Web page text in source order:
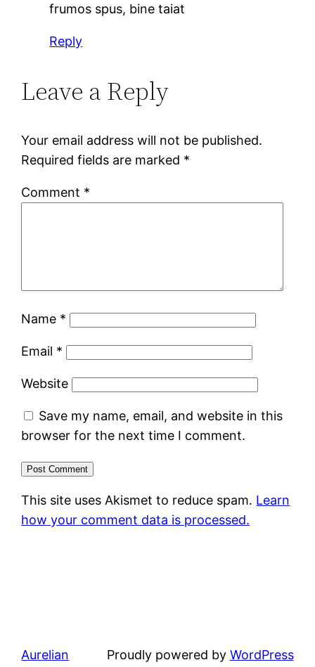
frumos spus, bine taiat
Reply
Leave a Reply
Your email address will not be published.
Required fields are marked *
Comment *
Name *
Email *
Website
Save my name, email, and website in this
browser for the next time I comment.
This site uses Akismet to reduce spam. Learn
how your comment data is processed.
Aurelian Proudly powered by WordPress